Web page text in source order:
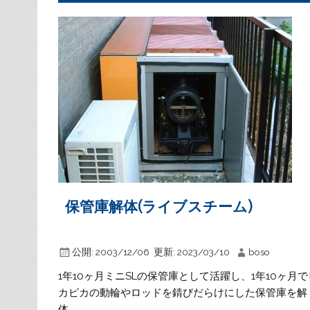
保管庫解体(ライブスチーム)
公開: 2003/12/06 更新: 2023/03/10 boso
1年10ヶ月ミニSLの保管庫として活躍し、1年10ヶ月
カピカの動輪やロッドを錆びだらけにした保管庫を解